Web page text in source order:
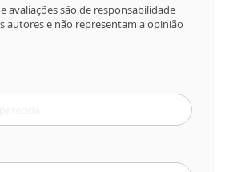
avaliações são de responsabilidade
autores e não representam a opinião